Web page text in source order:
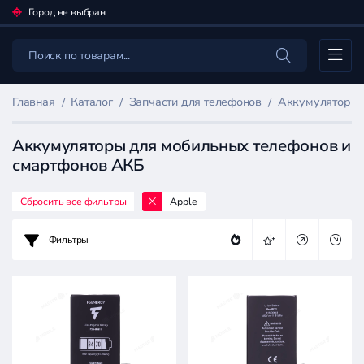
Город не выбран
Каталог
Главная Каталог Запчасти для телефонов Аккумуляторы
Аккумуляторы для мобильных телефонов и
смартфонов АКБ
товаров
Запчасти
Сбросить все фильтры Apple
Фильтры